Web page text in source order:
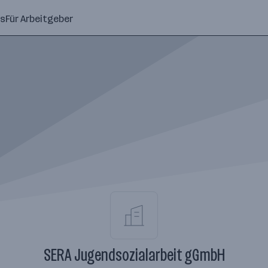
Für Arbeitgeber
SERA Jugendsozialarbeit gGmbH